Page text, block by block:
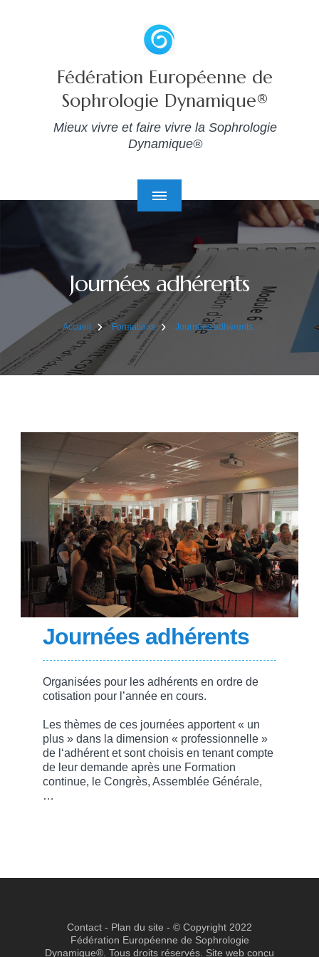
Fédération Européenne de
Sophrologie Dynamique®
Mieux vivre et faire vivre la Sophrologie
Dynamique®
Journées adhérents
Accueil Formations Journées adhérents
Journées adhérents
Organisées pour les adhérents en ordre de
cotisation pour l’année en cours.
Les thèmes de ces journées apportent « un
plus » dans la dimension « professionnelle »
de l‘adhérent et sont choisis en tenant compte
de leur demande après une Formation
continue, le Congrès, Assemblée Générale,
…
Contact - Plan du site - © Copyright 2022
Fédération Européenne de Sophrologie
Dynamique®. Tous droits réservés. Site web conçu